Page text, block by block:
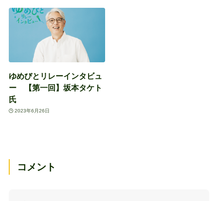
ゆめびとリレーインタビュ
ー 【第一回】坂本タケト
氏
2023年6月26日
コメント